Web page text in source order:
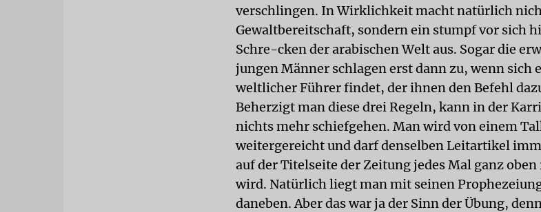
verschlingen. In Wirklichkeit macht natürlich
Gewaltbereitschaft, sondern ein stumpf vor sich
Schre-cken der arabischen Welt aus. Sogar die
jungen Männer schlagen erst dann zu, wenn sich
weltlicher Führer findet, der ihnen den Befehl
Beherzigt man diese drei Regeln, kann in der
nichts mehr schiefgehen. Man wird von einem
weitergereicht und darf denselben Leitartikel
auf der Titelseite der Zeitung jedes Mal ganz
wird. Natürlich liegt man mit seinen
daneben. Aber das war ja der Sinn der Übung,